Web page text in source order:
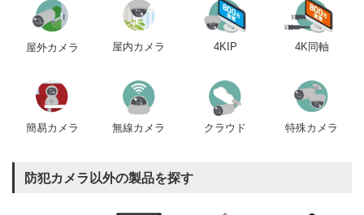
屋外カメラ 屋内カメラ 4KIP 4K同軸
簡易カメラ 無線カメラ クラウド 特殊カメラ
防犯カメラ以外の製品を探す